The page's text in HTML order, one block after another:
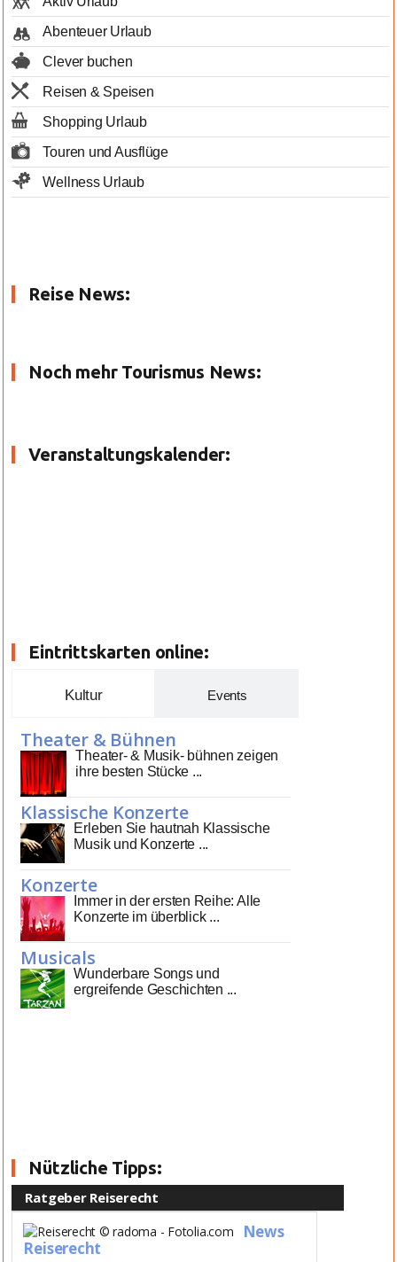
Abenteuer Urlaub
Clever buchen
Reisen & Speisen
Shopping Urlaub
Touren und Ausflüge
Wellness Urlaub
Reise News:
Noch mehr Tourismus News:
Veranstaltungskalender:
Eintrittskarten online:
Kultur Events
Theater & Bühnen
Theater- & Musik- bühnen zeigen
ihre besten Stücke ...
Klassische Konzerte
Erleben Sie hautnah Klassische
Musik und Konzerte ...
Konzerte
Immer in der ersten Reihe: Alle
Konzerte im überblick ...
Musicals
Wunderbare Songs und
ergreifende Geschichten ...
Nützliche Tipps:
Ratgeber Reiserecht
News
Reiserecht